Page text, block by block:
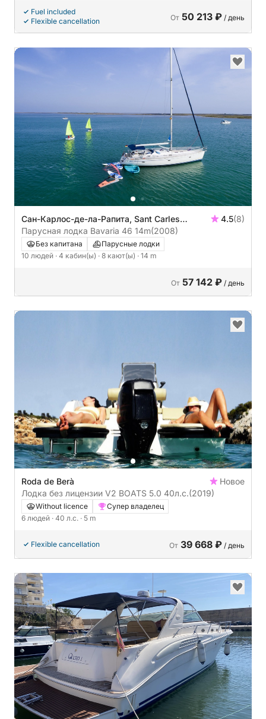
Fuel included
Flexible cancellation
От 50 213 ₽ / день
Сан-Карлос-де-ла-Рапита, Sant Carles
Marina
4.5(8)
Парусная лодка Bavaria 46 14m(2008)
Без капитана
Парусные лодки
10 людей · 4 кабин(ы) · 8 кают(ы) · 14 m
От 57 142 ₽ / день
Roda de Berà
Новое
Лодка без лицензии V2 BOATS 5.0 40л.с.(2019)
Without licence
Супер владелец
6 людей · 40 л.с. · 5 m
Flexible cancellation От 39 668 ₽ / день